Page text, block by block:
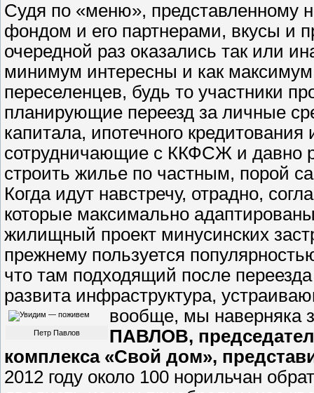
Судя по «меню», представленному
фондом и его партнерами, вкусы и
очередной раз оказались так или
минимум интересны и как
переселенцев, будь то участники
планирующие переезд за личные
капитала, ипотечного
сотрудничающие с ККФСЖ и давно
строить жилье по частным, порой
Когда идут навстречу, отрадно,
которые максимально
жилищный проект минусинских
прежнему пользуется
что там подходящий после
развита инфраструктура,
вообще, мы наверняка
Петр Павлов
ПАВЛОВ,
комплекса «Свой дом»,
2012 году около 100 норильчан